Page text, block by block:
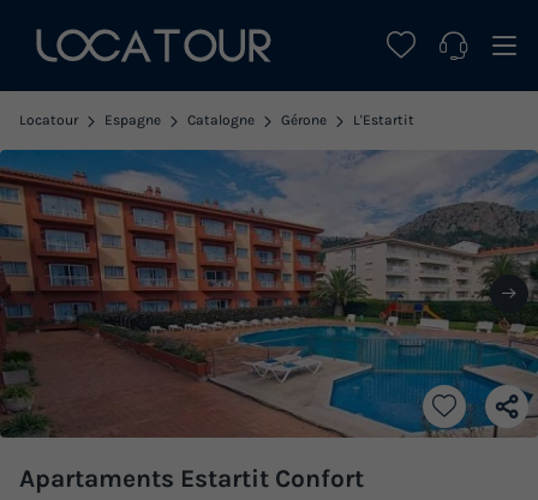
Locatour Espagne Catalogne Gérone L'Estartit
Apartaments Estartit Confort